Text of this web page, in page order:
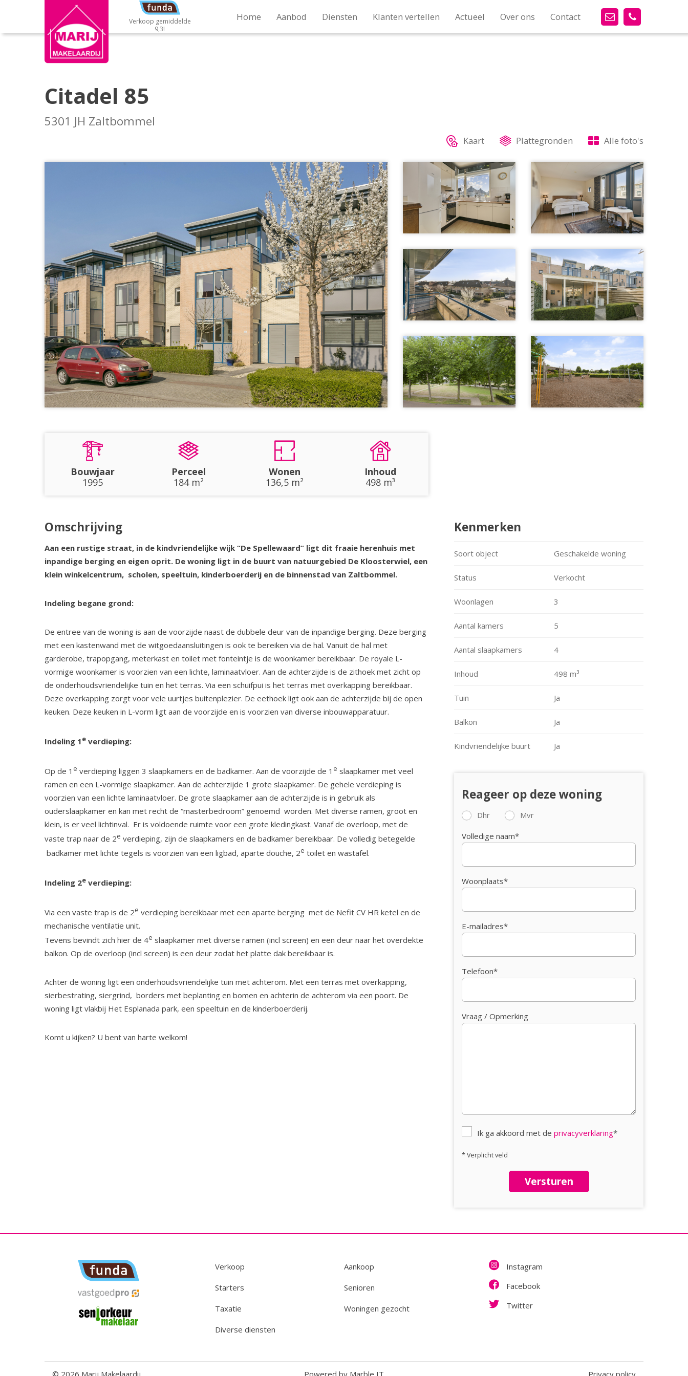
Verkoop gemiddelde
9,3!
Home Aanbod Diensten Klanten vertellen Actueel Over ons Contact
Citadel 85
5301 JH Zaltbommel
Kaart Plattegronden Alle foto's
Bouwjaar
1995
Perceel
184 m²
Wonen
136,5 m²
Inhoud
498 m³
Omschrijving
Aan een rustige straat, in de kindvriendelijke wijk “De Spellewaard” ligt dit fraaie herenhuis met
inpandige berging en eigen oprit. De woning ligt in de buurt van natuurgebied De Kloosterwiel, een
klein winkelcentrum, scholen, speeltuin, kinderboerderij en de binnenstad van Zaltbommel.
Indeling begane grond:
De entree van de woning is aan de voorzijde naast de dubbele deur van de inpandige berging. Deze berging
met een kastenwand met de witgoedaansluitingen is ook te bereiken via de hal. Vanuit de hal met
garderobe, trapopgang, meterkast en toilet met fonteintje is de woonkamer bereikbaar. De royale L-
vormige woonkamer is voorzien van een lichte, laminaatvloer. Aan de achterzijde is de zithoek met zicht op
de onderhoudsvriendelijke tuin en het terras. Via een schuifpui is het terras met overkapping bereikbaar.
Deze overkapping zorgt voor vele uurtjes buitenplezier. De eethoek ligt ook aan de achterzijde bij de open
keuken. Deze keuken in L-vorm ligt aan de voorzijde en is voorzien van diverse inbouwapparatuur.
Indeling 1e verdieping:
Op de 1 e verdieping liggen 3 slaapkamers en de badkamer. Aan de voorzijde de 1 e slaapkamer met veel
ramen en een L-vormige slaapkamer. Aan de achterzijde 1 grote slaapkamer. De gehele verdieping is
voorzien van een lichte laminaatvloer. De grote slaapkamer aan de achterzijde is in gebruik als
ouderslaapkamer en kan met recht de “masterbedroom” genoemd worden. Met diverse ramen, groot en
klein, is er veel lichtinval. Er is voldoende ruimte voor een grote kledingkast. Vanaf de overloop, met de
vaste trap naar de 2e verdieping, zijn de slaapkamers en de badkamer bereikbaar. De volledig betegelde
badkamer met lichte tegels is voorzien van een ligbad, aparte douche, 2e toilet en wastafel.
Indeling 2e verdieping:
Via een vaste trap is de 2e verdieping bereikbaar met een aparte berging met de Nefit CV HR ketel en de
mechanische ventilatie unit.
Tevens bevindt zich hier de 4e slaapkamer met diverse ramen (incl screen) en een deur naar het overdekte
balkon. Op de overloop (incl screen) is een deur zodat het platte dak bereikbaar is.
Achter de woning ligt een onderhoudsvriendelijke tuin met achterom. Met een terras met overkapping,
sierbestrating, siergrind, borders met beplanting en bomen en achterin de achterom via een poort. De
woning ligt vlakbij Het Esplanada park, een speeltuin en de kinderboerderij.
Komt u kijken? U bent van harte welkom!
Kenmerken
Soort object Geschakelde woning
Status Verkocht
Woonlagen 3
Aantal kamers 5
Aantal slaapkamers 4
Inhoud 498 m³
Tuin Ja
Balkon Ja
Kindvriendelijke buurt Ja
Reageer op deze woning
Dhr Mvr
Volledige naam*
Woonplaats*
E-mailadres*
Telefoon*
Vraag / Opmerking
Ik ga akkoord met de privacyverklaring*
* Verplicht veld
Versturen
Verkoop Aankoop
Starters Senioren
Taxatie Woningen gezocht
Diverse diensten
Instagram
Facebook
Twitter
© 2026 Marij Makelaardij Powered by Marble IT Privacy policy